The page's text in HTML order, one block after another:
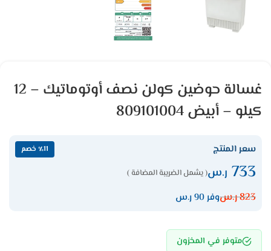
غسالة حوضين كولن نصف أوتوماتيك – 12
كيلو – أبيض 809101004
سعر المنتج ٪11 خصم
733 ر.س( يشمل الضريبة المضافة )
823ر.سوفر 90 ر.س
متوفر في المخزون